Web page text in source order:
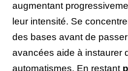
augmentant
leur intensité. Se
des bases avant de
avancées aide à instaurer
automatismes. En restant